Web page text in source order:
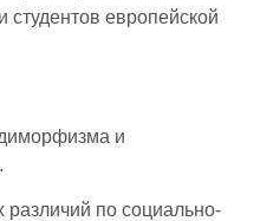
европейской
и
по социально-